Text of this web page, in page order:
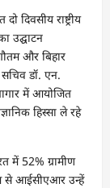
दिवसीय राष्ट्रीय
उद्घाटन
और बिहार
डॉ. एन.
में आयोजित
हिस्सा ले रहे
में 52% ग्रामीण
से आईसीएआर उन्हें